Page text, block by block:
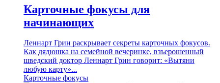
Карточные фокусы для
начинающих
Леннарт Грин раскрывает секреты карточных фокусов.
Как дядюшка на семейной вечеринке, взъерошенный
шведский доктор Леннарт Грин говорит: «Вытяни
любую карту»...
Карточные фокусы